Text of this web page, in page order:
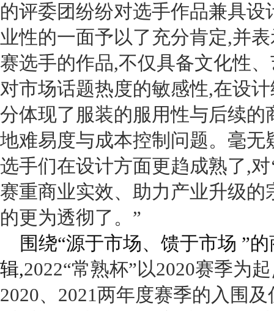
的评委团纷纷对选手作品兼具设
业性的一面予以了充分肯定,并
赛选手的作品,不仅具备文化性
对市场话题热度的敏感性,在设
分体现了服装的服用性与后续的
地难易度与成本控制问题。毫无
选手们在设计方面更趋成熟了,对
赛重商业实效、助力产业升级的
的更为透彻了。”
围绕“源于市场、馈于市场 ”
辑,2022“常熟杯”以2020赛季为
2020、 2021两年度赛季的入围及